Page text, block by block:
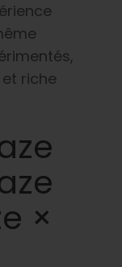
riche
×